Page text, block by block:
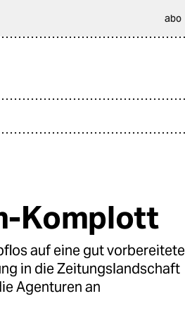
abo
Komplott
auf eine gut vorbereitete
in die Zeitungslandschaft
Agenturen an